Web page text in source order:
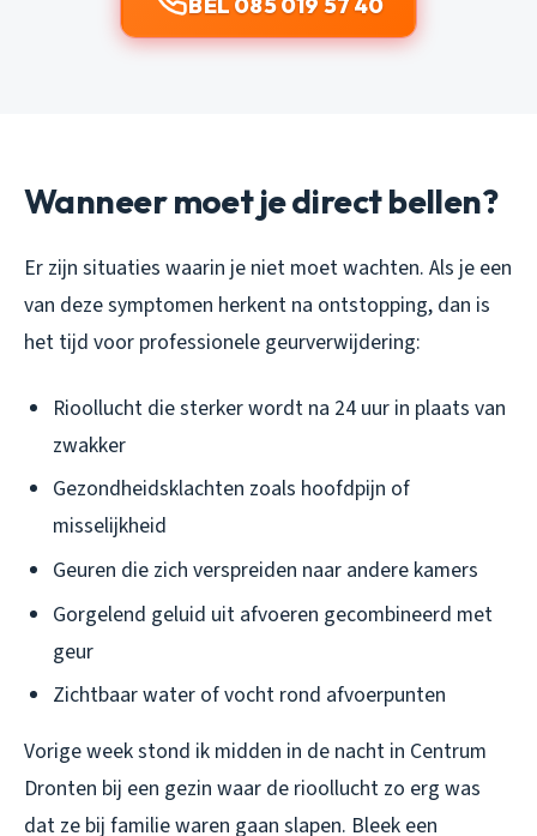
Wanneer moet je direct bellen?
Er zijn situaties waarin je niet moet wachten. Als je een
van deze symptomen herkent na ontstopping, dan is
het tijd voor professionele geurverwijdering:
Rioollucht die sterker wordt na 24 uur in plaats van
zwakker
Gezondheidsklachten zoals hoofdpijn of
misselijkheid
Geuren die zich verspreiden naar andere kamers
Gorgelend geluid uit afvoeren gecombineerd met
geur
Zichtbaar water of vocht rond afvoerpunten
Vorige week stond ik midden in de nacht in Centrum
Dronten bij een gezin waar de rioollucht zo erg was
dat ze bij familie waren gaan slapen. Bleek een